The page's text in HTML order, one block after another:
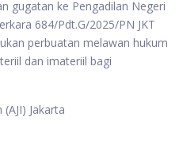
gugatan ke Pengadilan Negeri
684/Pdt.G/2025/PN JKT
perbuatan melawan hukum
dan imateriil bagi
Jakarta